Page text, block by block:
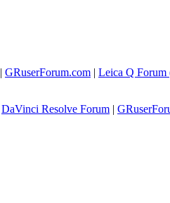
| GRuserForum.com | Leica Q Forum
DaVinci Resolve Forum |